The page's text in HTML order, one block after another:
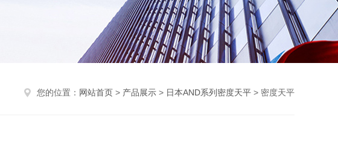
您的位置： 网站首页 > 产品展示 > 日本AND系列密度天平 > 密度天平